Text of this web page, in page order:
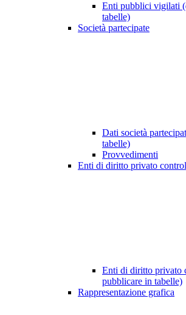
Enti pubblici vigilati
tabelle)
Società partecipate
Dati società
tabelle)
Provvedimenti
Enti di diritto privato
Enti di diritto privato
pubblicare in tabelle)
Rappresentazione grafica